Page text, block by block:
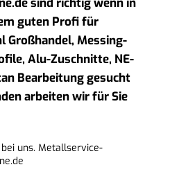
sind richtig wenn in
guten Profi für
Großhandel, Messing-
Alu-Zuschnitte, NE-
Bearbeitung gesucht
arbeiten wir für Sie
uns. Metallservice-